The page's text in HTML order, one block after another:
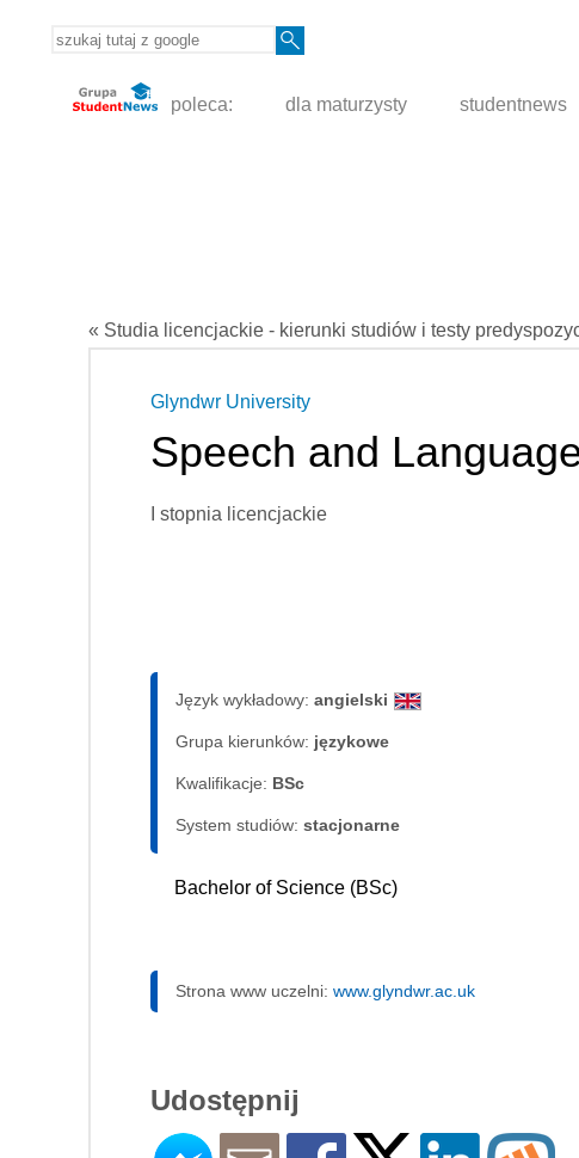
poleca: dla maturzysty studentnews
« Studia licencjackie - kierunki studiów i testy
Glyndwr University
Speech and
I stopnia licencjackie
Język wykładowy: angielski
Grupa kierunków: językowe
Kwalifikacje: BSc
System studiów: sta­cjo­nar­ne
Bachelor of Science (BSc)
Strona www uczelni: www.glyndwr.ac.uk
Udostępnij